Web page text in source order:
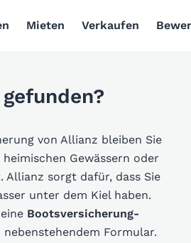
Mieten Verkaufen
von Allianz bleiben Sie
Gewässern oder
Allianz sorgt dafür, dass Sie
unter dem Kiel haben.
Bootsversicherung-
Formular.